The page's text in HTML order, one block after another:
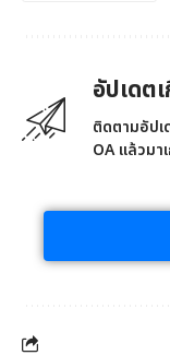
อัปเดต
ติดตามอัป
OA แล้วมา